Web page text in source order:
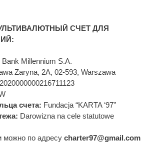
СЧЕТ ДЛЯ
Bank Millennium S.A.
Zaryna, 2A, 02-593, Warszawa
счета: Fundacja “KARTA ‘97”
Darowizna na cele statutowe
можно по адресу charter97@gmail.com